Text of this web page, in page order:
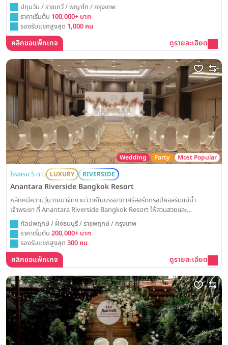
ล่าสุด ณ ศูนย์กลางการเดินทางที่เชื่อมต่อทุกความสุขถึงกัน
ปทุมวัน / ราชเทวี / พญาไท / กรุงเทพ
ราคาเริ่มต้น 100,000+ บาท
รองรับแขกสูงสุด 1,000 คน
คลิกขอแพ็กเกจ ดูรายละเอียด
Wedding Party Most Popular
โรงแรม 5 ดาว LUXURY RIVERSIDE
Anantara Riverside Bangkok Resort
หลีกหนีความวุ่นวายมาจัดงานวิวาห์ในบรรยากาศรีสอร์ททรอปิคอลริมแม่น้ำ
เจ้าพระยา ที่ Anantara Riverside Bangkok Resort ให้สวนสวยและ
สถาปัตยกรรมไทยเป็นส่วนหนึ่งของวันสำคัญที่อบอวลไปด้วยความสุขและความ
ร่มรื่น
กัลปพฤกษ์ / ฝั่งธนบุรี / ราชพฤกษ์ / กรุงเทพ
ราคาเริ่มต้น 200,000+ บาท
รองรับแขกสูงสุด 300 คน
คลิกขอแพ็กเกจ ดูรายละเอียด